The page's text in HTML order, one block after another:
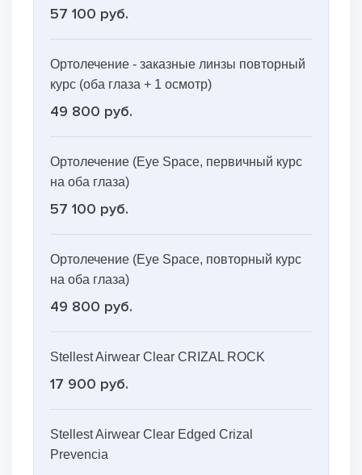
57 100 руб.
Ортолечение - заказные линзы повторный
курс (оба глаза + 1 осмотр)
49 800 руб.
Ортолечение (Eye Space, первичный курс
на оба глаза)
57 100 руб.
Ортолечение (Eye Space, повторный курс
на оба глаза)
49 800 руб.
Stellest Airwear Clear CRIZAL ROCK
17 900 руб.
Stellest Airwear Clear Edged Crizal
Prevencia